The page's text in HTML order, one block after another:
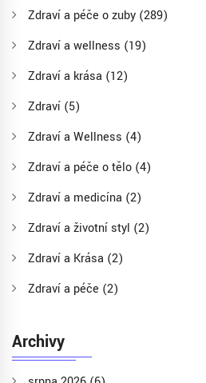
Zdraví a péče o zuby (289)
Zdraví a wellness (19)
Zdraví a krása (12)
Zdraví (5)
Zdraví a Wellness (4)
Zdraví a péče o tělo (4)
Zdraví a medicína (2)
Zdraví a životní styl (2)
Zdraví a Krása (2)
Zdraví a péče (2)
Archivy